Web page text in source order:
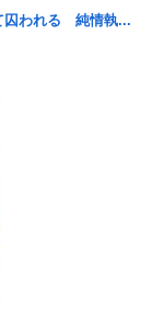
き出す ← これ前
した結果ｗｗｗｗ
（2026.8.9）
た。ダンス負荷
いる」
ろうな…源さんと
囚われる 純情執...